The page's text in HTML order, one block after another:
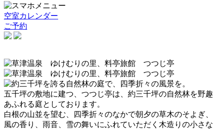
空室カレンダー
ご予約
五千坪の敷地に建つ、つつじ亭は、約三千坪の自然林を野趣
あふれる庭としております。
白根の山並を望む、四季折々のなかで朝夕の草木のそよぎ、
風の香り、雨音、雪の舞いにふれていただく木造りの小さな